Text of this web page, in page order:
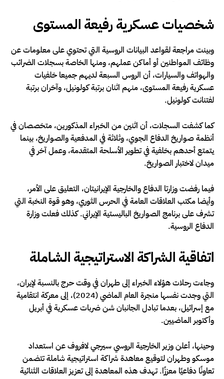
شخصيات عسكرية رفيعة المستوى
وبينت مراجعة لقواعد البيانات الروسية التي تحتوي على معلومات عن
وظائف المواطنين أو أماكن عملهم، ومنها الخاصة بسجلات الضرائب
والهواتف والسيارات، أن الروس السبعة لديهم جميعا خلفيات
عسكرية رفيعة المستوى، منهم اثنان برتبة كولونيل، وآخران برتبة
لفتنانت كولونيل.
كما كشفت السجلات، أن اثنين من الخبراء المذكورين، متخصصان في
أنظمة صواريخ الدفاع الجوي، وثلاثة في المدفعية والصواريخ، بينما
يتمتع أحدهم بخلفية في تطوير الأسلحة المتقدمة، وعمل آخر في
ميدان لاختبار الصواريخ.
فيما رفضت وزارتا الدفاع والخارجية الإيرانيتان، التعليق على الأمر،
وأيضا مكتب العلاقات العامة في الحرس الثوري، وهو قوة النخبة التي
تشرف على برنامج الصواريخ الباليستية الإيراني. كذلك فعلت وزارة
الدفاع الروسية.
اتفاقية الشراكة الاستراتيجية الشاملة
وجاءت رحلات هؤلاء الخبراء إلى طهران في وقت حرج بالنسبة لإيران،
التي وجدت نفسها منجرة العام الماضي (2024)، إلى معركة انتقامية
مع إسرائيل، بعدما تبادل الجانبان شن ضربات عسكرية في أبريل
وأكتوبر الماضيين.
وحينها، أعلن وزير الخارجية الروسي سيرجي لافروف عن استعداد
موسكو وطهران لتوقيع معاهدة شراكة استراتيجية شاملة تتضمن
تعاونًا دفاعيًا معززًا. تهدف هذه المعاهدة إلى تعزيز العلاقات الثنائية